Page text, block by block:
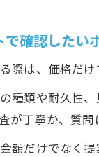
確認したい
際は、価格だ
種類や耐久性
が丁寧か、質
額だけでなく